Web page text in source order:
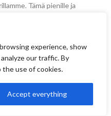
experience, show
our traffic. By
the use of cookies.
Accept everything
Tämä pienille ja
auttaa sinua nopeasti